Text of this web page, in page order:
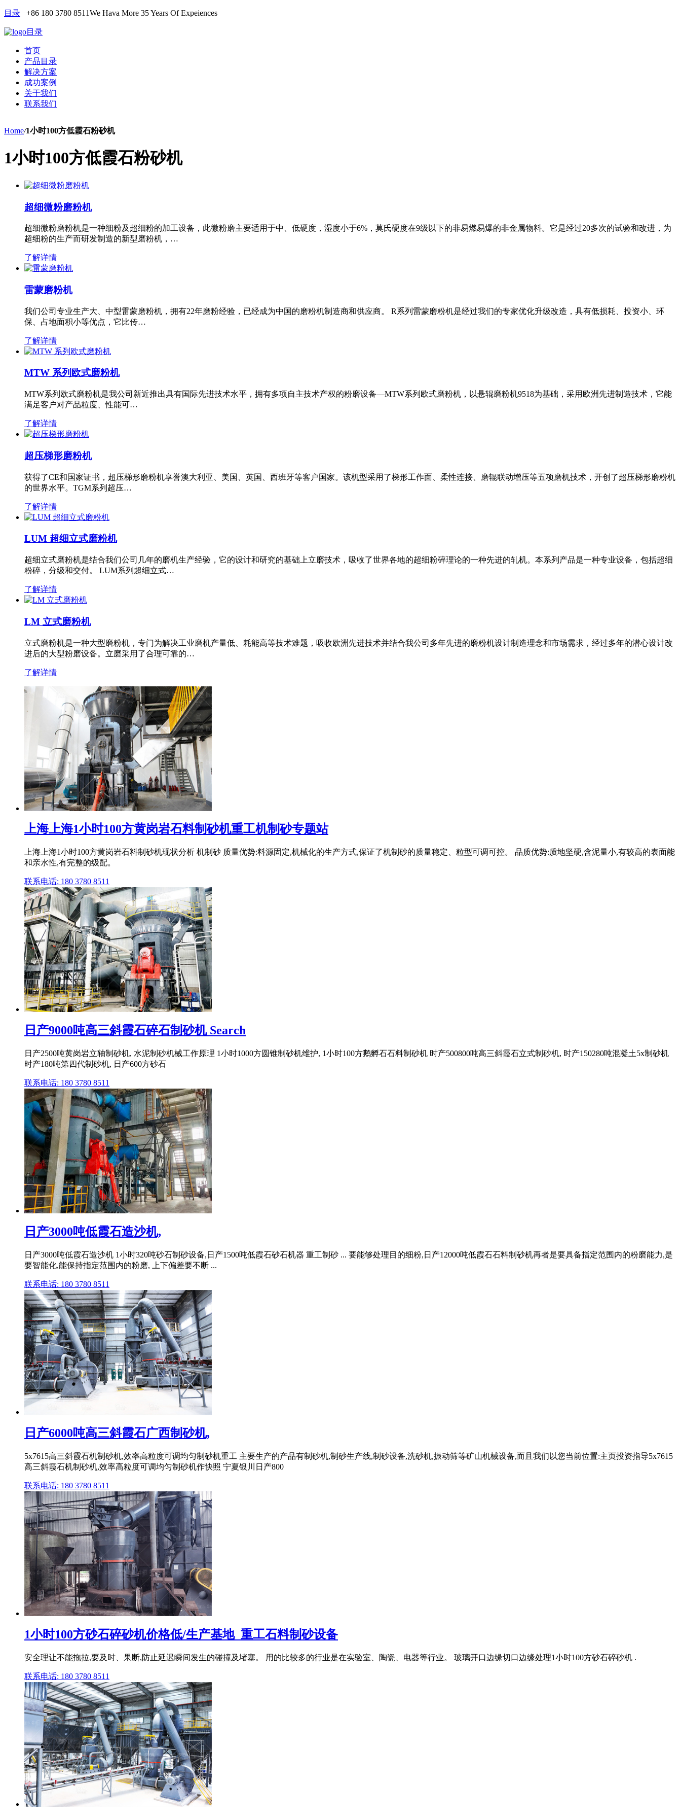
目录 +86 180 3780 8511We Hava More 35 Years Of Expeiences
目录
首页
产品目录
解决方案
成功案例
关于我们
联系我们
Home/1小时100方低霞石粉砂机
1小时100方低霞石粉砂机
超细微粉磨粉机
超细微粉磨粉机是一种细粉及超细粉的加工设备，此微粉磨主要适用于中、低硬度，湿度小于6%，莫氏硬度在9级以下的非易燃易爆的非金属物料。它是经过20多次的试验和改进，为
超细粉的生产而研发制造的新型磨粉机，…
了解详情
雷蒙磨粉机
我们公司专业生产大、中型雷蒙磨粉机，拥有22年磨粉经验，已经成为中国的磨粉机制造商和供应商。 R系列雷蒙磨粉机是经过我们的专家优化升级改造，具有低损耗、投资小、环
保、占地面积小等优点，它比传…
了解详情
MTW 系列欧式磨粉机
MTW系列欧式磨粉机是我公司新近推出具有国际先进技术水平，拥有多项自主技术产权的粉磨设备—MTW系列欧式磨粉机，以悬辊磨粉机9518为基础，采用欧洲先进制造技术，它能
满足客户对产品粒度、性能可…
了解详情
超压梯形磨粉机
获得了CE和国家证书，超压梯形磨粉机享誉澳大利亚、美国、英国、西班牙等客户国家。该机型采用了梯形工作面、柔性连接、磨辊联动增压等五项磨机技术，开创了超压梯形磨粉机
的世界水平。TGM系列超压…
了解详情
LUM 超细立式磨粉机
超细立式磨粉机是结合我们公司几年的磨机生产经验，它的设计和研究的基础上立磨技术，吸收了世界各地的超细粉碎理论的一种先进的轧机。本系列产品是一种专业设备，包括超细
粉碎，分级和交付。 LUM系列超细立式…
了解详情
LM 立式磨粉机
立式磨粉机是一种大型磨粉机，专门为解决工业磨机产量低、耗能高等技术难题，吸收欧洲先进技术并结合我公司多年先进的磨粉机设计制造理念和市场需求，经过多年的潜心设计改
进后的大型粉磨设备。立磨采用了合理可靠的…
了解详情
上海上海1小时100方黄岗岩石料制砂机重工机制砂专题站
上海上海1小时100方黄岗岩石料制砂机现状分析 机制砂 质量优势:料源固定,机械化的生产方式,保证了机制砂的质量稳定、粒型可调可控。 品质优势:质地坚硬,含泥量小,有较高的表面能
和亲水性,有完整的级配。
联系电话: 180 3780 8511
日产9000吨高三斜霞石碎石制砂机 Search
日产2500吨黄岗岩立轴制砂机, 水泥制砂机械工作原理 1小时1000方圆锥制砂机维护, 1小时100方鹅孵石石料制砂机 时产500800吨高三斜霞石立式制砂机, 时产150280吨混凝土5x制砂机
时产180吨第四代制砂机, 日产600方砂石
联系电话: 180 3780 8511
日产3000吨低霞石造沙机,
日产3000吨低霞石造沙机 1小时320吨砂石制砂设备,日产1500吨低霞石砂石机器 重工制砂 ... 要能够处理目的细粉,日产12000吨低霞石石料制砂机再者是要具备指定范围内的粉磨能力,是
要智能化,能保持指定范围内的粉磨, 上下偏差要不断 ...
联系电话: 180 3780 8511
日产6000吨高三斜霞石广西制砂机,
5x7615高三斜霞石机制砂机,效率高粒度可调均匀制砂机重工 主要生产的产品有制砂机,制砂生产线,制砂设备,洗砂机,振动筛等矿山机械设备,而且我们以您当前位置:主页投资指导5x7615
高三斜霞石机制砂机,效率高粒度可调均匀制砂机作快照 宁夏银川日产800
联系电话: 180 3780 8511
1小时100方砂石碎砂机价格低/生产基地_重工石料制砂设备
安全理让不能拖拉,要及时、果断,防止延迟瞬间发生的碰撞及堵塞。 用的比较多的行业是在实验室、陶瓷、电器等行业。 玻璃开口边缘切口边缘处理1小时100方砂石碎砂机 .
联系电话: 180 3780 8511